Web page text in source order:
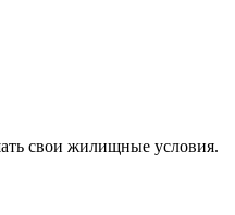
свои жилищные условия.